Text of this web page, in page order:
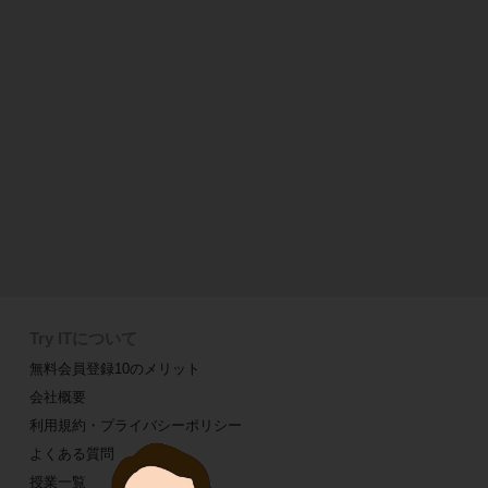
無料会員登録10のメリット
会社概要
利用規約・プライバシーポリシー
よくある質問
授業一覧